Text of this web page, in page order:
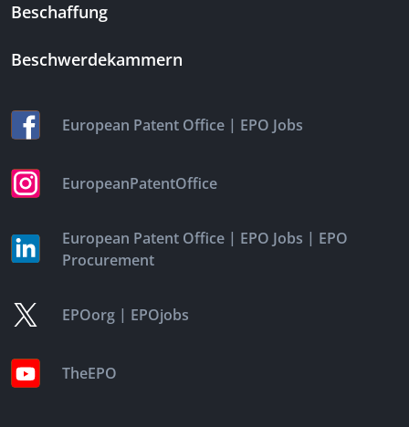
Beschaffung
Beschwerdekammern
European Patent Office | EPO Jobs
EuropeanPatentOffice
European Patent Office | EPO Jobs | EPO
Procurement
EPOorg | EPOjobs
TheEPO